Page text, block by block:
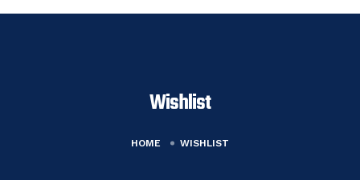
Wishlist
HOME WISHLIST